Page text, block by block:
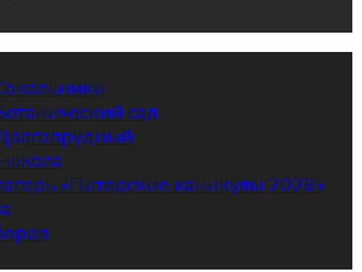
сад
«Питерские каникулы 2026»